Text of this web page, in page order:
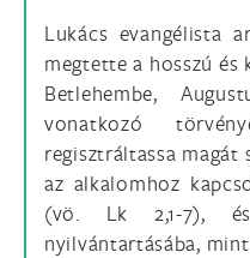
Lukács evangélista
megtette a hosszú
Betlehembe,
vonatkozó
regisztráltassa magát
az alkalomhoz
(vö. Lk 2,1-7),
nyilvántartásába,